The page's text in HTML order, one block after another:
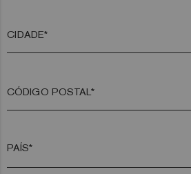
CIDADE*
CÓDIGO POSTAL*